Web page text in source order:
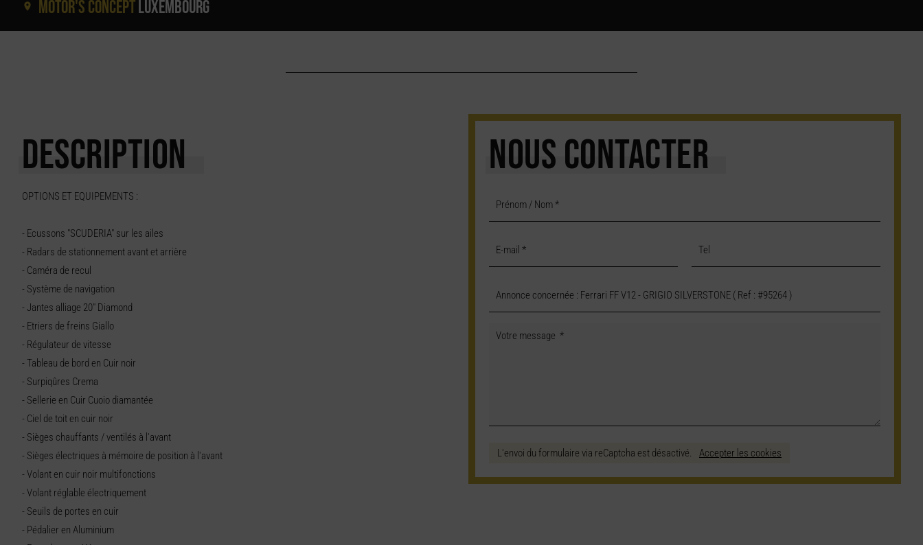
Motor's conceptLuxembourg
DESCRIPTION
OPTIONS ET EQUIPEMENTS :
- Ecussons "SCUDERIA" sur les ailes
- Radars de stationnement avant et arrière
- Caméra de recul
- Système de navigation
- Jantes alliage 20" Diamond
- Etriers de freins Giallo
- Régulateur de vitesse
- Tableau de bord en Cuir noir
- Surpiqûres Crema
- Sellerie en Cuir Cuoio diamantée
- Ciel de toit en cuir noir
- Sièges chauffants / ventilés à l'avant
- Sièges électriques à mémoire de position à l'avant
- Volant en cuir noir multifonctions
- Volant réglable électriquement
- Seuils de portes en cuir
- Pédalier en Aluminium
NOUS CONTACTER
L'envoi du formulaire via reCaptcha est désactivé. Accepter les cookies